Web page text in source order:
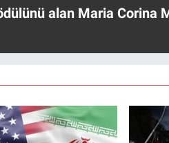
alan Maria Corina